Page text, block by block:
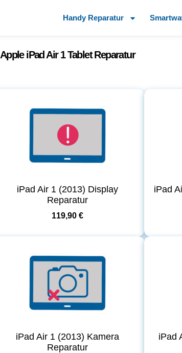
Handy Reparatur
Apple iPad Air 1 Tablet Reparatur
iPad Air 1 (2013) Display
Reparatur
119,90 €
iPad
iPad Air 1 (2013) Kamera
Reparatur
iPad